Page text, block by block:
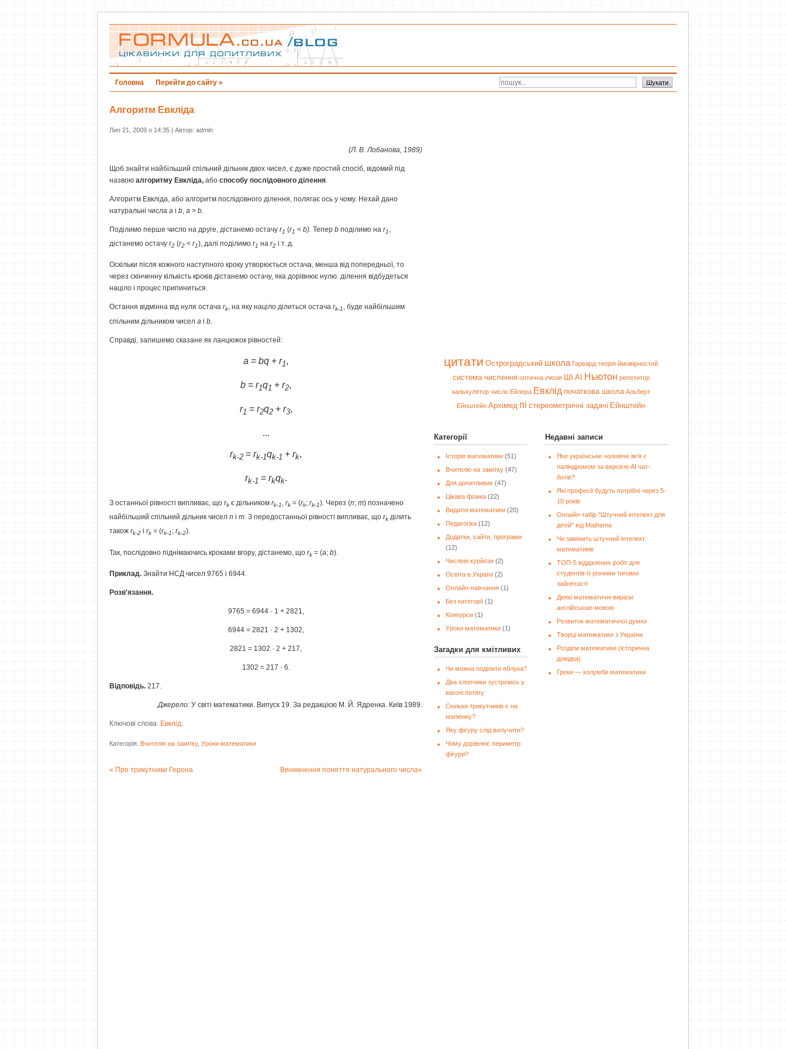
Головна Перейти до сайту »
Алгоритм Евкліда
Лип 21, 2009 о 14:35 | Автор: admin
(Л. В. Лобанова, 1989)
Щоб знайти найбільший спільний дільник двох чисел, є дуже простий спосіб, відомий під
назвою алгоритму Евкліда, або способу послідовного ділення
Алгоритм Евкліда, або алгоритм послідовного ділення, полягає ось у чому. Нехай дано
натуральні числа a і b a > b
Поділимо перше число на друге, дістанемо остачу r1 (r1 < b). Тепер b поділимо на r1
дістанемо остачу r2 (r2 < r1), далі поділимо r1 на r2 і т. д.
Оскільки після кожного наступного кроку утворюється остача, менша від попередньої, то
через скінченну кількість кроків дістанемо остачу, яка дорівнює нулю: ділення відбудеться
націло і процес припиниться.
Остання відмінна від нуля остача rk, на яку націло ділиться остача rk-1, буде найбільшим
спільним дільником чисел a і b
Справді, запишемо сказане як ланцюжок рівностей:
a = bq + r1,
b = r1q1 + r2,
r1 = r2q2+r3,
...
rk-2 = rk-1qk-1 + rk,
rk-1 = rkqk.
З останньої рівності випливає, що rk є дільником rk-1 rk = (rk; rk-1). Через (n; т) позначено
найбільший спільний дільник чисел n і m. З передостанньої рівності випливає, що rk ділить
також rk-2 і rk = (rk-1; rk-2).
Так, послідовно піднімаючись кроками вгору, дістанемо, що rk = (a; b).
Приклад. Знайти НСД чисел 9765 і 6944.
Розв'язання.
9765 = 6944 · 1 + 2821,
6944 = 2821 · 2 + 1302,
2821 = 1302 · 2 + 217,
1302 = 217 · 6.
Відповідь. 217.
Джерело: У світі математики. Випуск 19. За редакцією М. Й. Ядренка. Київ 1989.
Ключові слова: Евклід.
Категорія: Вчителю на замітку, Уроки математики
Про трикутники Герона Виникнення поняття натурального числа
цитати Остроградський школа Гарвард теорія ймовірностей
система числення оптична ілюзія ШІ AI Ньютон репетитор
калькулятор число Ейлера Евклід початкова школа Альберт
Ейнштейн Архімед пі стереометричні задачі Ейнштейн
Категорії
Історія математики (51)
Вчителю на замітку (47)
Для допитливих (47)
Цікава фізика (22)
Видатні математики (20)
Педагогіка (12)
Додатки, сайти, програми
(12)
Числові курйози (2)
Освіта в Україні (2)
Онлайн-навчання (1)
Без категорії (1)
Конкурси (1)
Уроки математики (1)
Загадки для кмітливих
Чи можна поділити яблука?
Два хлопчики зустрілись у
вагоні потягу
Скільки трикутників є на
малюнку?
Яку фігуру слід вилучити?
Чому дорівнює периметр
фігури?
Недавні записи
Яке українське чоловіче ім'я є
паліндромом за версією AI чат-
ботів?
Які професії будуть потрібні через 5-
10 років
Онлайн-табір "Штучний інтелект для
дітей" від Mathema
Чи замінить штучний інтелект
математиків
ТОП-5 віддалених робіт для
студентів із різними типами
зайнятості
Деякі математичні вирази
англійською мовою
Розвиток математичної думки
Творці математики з України
Розділи математики (історична
довідка)
Греки — колумби математики